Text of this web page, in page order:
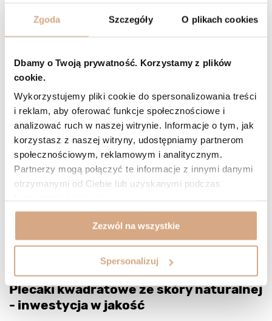
Zgoda Szczegóły O plikach cookies
Dbamy o Twoją prywatność. Korzystamy z plików
cookie.
Wykorzystujemy pliki cookie do spersonalizowania treści
i reklam, aby oferować funkcje społecznościowe i
analizować ruch w naszej witrynie. Informacje o tym, jak
korzystasz z naszej witryny, udostępniamy partnerom
społecznościowym, reklamowym i analitycznym.
Partnerzy mogą połączyć te informacje z innymi danymi
otrzymanymi od Ciebie lub uzyskanymi podczas
Zezwól na wszystkie
Spersonalizuj
kolorystycznych.
Możesz zatem bez problemu wybrać
jeden najlepszy
panie z pewnością zachwycą klasyczne kwadratowe
plecaki damskie w stonowanych odcieniach czerni, które
będą się idealnie komponować z formalnymi stylizacjami.
Natomiast propozycje w różnych odcieniachbeżu
brązuz pewnością docenią kobiety, które pragną nadać
szyku casualowym stylizacjom.
Plecak kwadratowy pasuje zarówno do codziennych, jak i
bardziej formalnych stylizacji. Wszystko zależy od materiału,
wysokogatunkowej skóry naturalnej, które sprawdzą się w każdej
sytuacji. Odwiedź Verostilo już dziś! Z pewnością znajdziesz
plecak idealny dla siebie.
Plecaki kwadratowe ze skóry naturalnej
- inwestycja w jakość